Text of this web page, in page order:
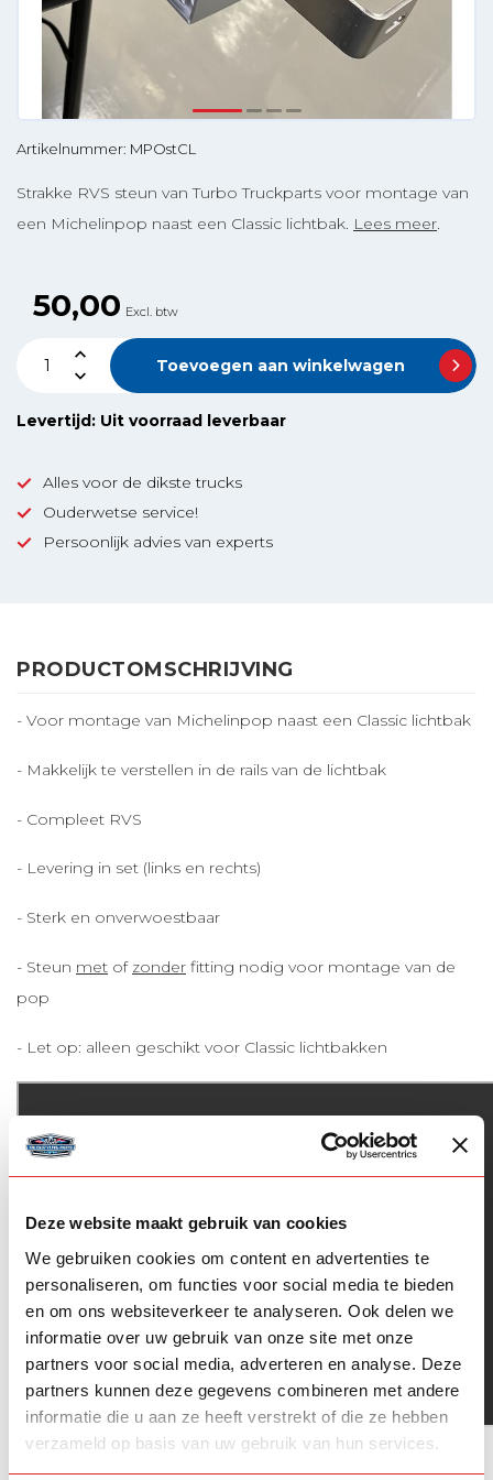
Deze website maakt gebruik van cookies
We gebruiken cookies om content en advertenties te
personaliseren, om functies voor social media te bieden
en om ons websiteverkeer te analyseren. Ook delen we
informatie over uw gebruik van onze site met onze
partners voor social media, adverteren en analyse. Deze
partners kunnen deze gegevens combineren met andere
informatie die u aan ze heeft verstrekt of die ze hebben
verzameld op basis van uw gebruik van hun services.
Artikelnummer: MPOstCL
Strakke RVS steun van Turbo Truckparts voor montage van
een Michelinpop naast een Classic lichtbak. Lees meer.
50,00 Excl. btw
Toevoegen aan winkelwagen
Levertijd: Uit voorraad leverbaar
Alles voor de dikste trucks
Ouderwetse service!
Persoonlijk advies van experts
PRODUCTOMSCHRIJVING
- Voor montage van Michelinpop naast een Classic lichtbak
- Makkelijk te verstellen in de rails van de lichtbak
- Compleet RVS
- Levering in set (links en rechts)
- Sterk en onverwoestbaar
- Steun met of zonder fitting nodig voor montage van de
pop
- Let op: alleen geschikt voor Classic lichtbakken